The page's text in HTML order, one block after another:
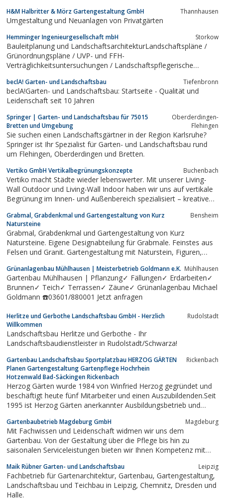
H&M Halbritter & Mörz Gartengestaltung GmbH Thannhausen
Umgestaltung und Neuanlagen von Privatgärten
Hemminger Ingenieurgesellschaft mbH Storkow
Bauleitplanung und LandschaftsarchitekturLandschaftspläne /
Grünordnungspläne / UVP- und FFH-
Verträglichkeitsuntersuchungen / Landschaftspflegerische
Gartengestaltung
beclA! Garten- und Landschaftsbau Tiefenbronn
beclA!Garten- und Landschaftsbau: Startseite - Qualität und
Leidenschaft seit 10 Jahren
Springer | Garten- und Landschaftsbau für 75015
Bretten und Umgebung
Oberderdingen-
Flehingen
Sie suchen einen Landschaftsgärtner in der Region Karlsruhe?
Springer ist Ihr Spezialist für Garten- und Landschaftsbau rund
um Flehingen, Oberderdingen und Bretten.
Vertiko GmbH Vertikalbegrünungskonzepte Buchenbach
Vertiko macht Städte wieder lebenswerter. Mit unserer Living-
Wall Outdoor und Living-Wall Indoor haben wir uns auf vertikale
Begrünung im Innen- und Außenbereich spezialisiert – kreative
Innenraumbegrünung aus einer Hand!Wir bedienen das
beeindruckende Potential urbaner...
Grabmal, Grabdenkmal und Gartengestaltung von Kurz
Natursteine
Bensheim
Grabmal, Grabdenkmal und Gartengestaltung von Kurz
Natursteine. Eigene Designabteilung für Grabmale. Feinstes aus
Felsen und Granit. Gartengestaltung mit Naturstein, Figuren,
Grünanlagenbau Mühlhausen | Meisterbetrieb Goldmann e.K. Mühlhausen
Gartenbau Mühlhausen | Pflanzung✓ Fällungen✓ Erdarbeiten✓
Brunnen✓ Teich✓ Terrassen✓ Zäune✓ Grünanlagenbau Michael
Goldmann ☎️03601/880001 Jetzt anfragen
Herlitze und Gerbothe Landschaftsbau GmbH - Herzlich
Willkommen
Rudolstadt
Landschaftsbau Herlitze und Gerbothe - Ihr
Landschaftsbaudienstleister in Rudolstadt/Schwarza!
Gartenbau Landschaftsbau Sportplatzbau HERZOG GÄRTEN
Planen Gartengestaltung Gartenpflege Hochrhein
Hotzenwald Bad-Säckingen Rickenbach
Rickenbach
Herzog Gärten wurde 1984 von Winfried Herzog gegründet und
beschäftigt heute fünf Mitarbeiter und einen Auszubildenden.Seit
1995 ist Herzog Gärten anerkannter Ausbildungsbetrieb und
Sportplatzbau.
Gartenbaubetrieb Magdeburg GmbH Magdeburg
Mit Fachwissen und Leidenschaft widmen wir uns dem
Gartenbau. Von der Gestaltung über die Pflege bis hin zu
saisonalen Serviceleistungen bieten wir Ihnen Kompetenz mit
betreut Projekte von der ersten Idee bis zum letzten Handgriff
und übernimmt die fortlaufende Pflege. Gern...
Maik Rübner Garten- und Landschaftsbau Leipzig
Fachbetrieb für Gartenarchitektur, Gartenbau, Gartengestaltung,
Landschaftsbau und Teichbau in Leipzig, Chemnitz, Dresden und
Halle.